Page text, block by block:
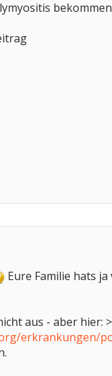
Eure Familie hats ja
aus - aber hier:
erkrankungen/